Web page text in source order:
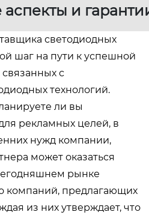
и
светодиодных
шаг на пути к успешной
с
технологий.
ли вы
рекламных целей, в
нужд компании,
может оказаться
рынке
компаний, предлагающих
из них утверждает, что